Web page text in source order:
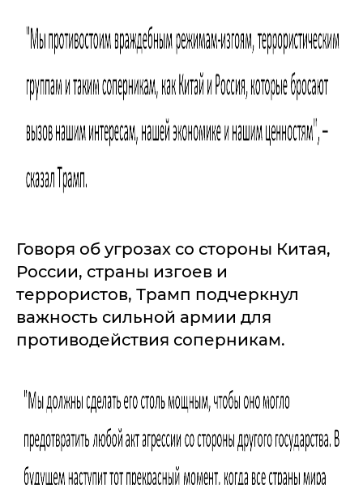
Говоря об угрозах со стороны Китая,
России, страны изгоев и
террористов, Трамп подчеркнул
важность сильной армии для
противодействия соперникам.